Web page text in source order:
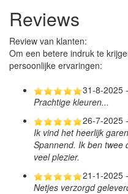
Reviews
Review van klanten:
Om een betere indruk te
persoonlijke ervaringen:
31-8-2025
Prachtige kleuren...
26-7-2025
Ik vind het heerlijk
Spannend. Ik ben twee
veel plezier.
21-1-2025
Netjes verzorgd